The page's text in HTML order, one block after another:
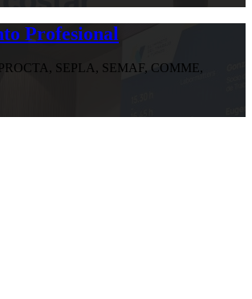
Profesional
SEPLA, SEMAF, COMME,